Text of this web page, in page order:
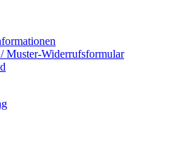
Muster-Widerrufsformular